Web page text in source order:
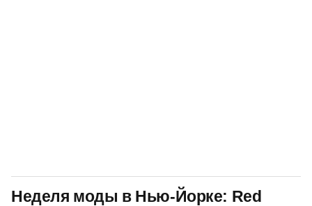
Неделя моды в Нью-Йорке: Red